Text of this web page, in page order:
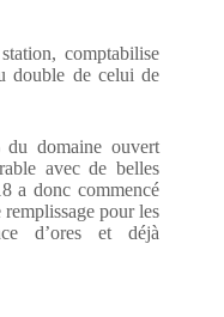
comptabilise
double de celui de
du domaine ouvert
avec de belles
a donc commencé
pour les
d’ores et déjà